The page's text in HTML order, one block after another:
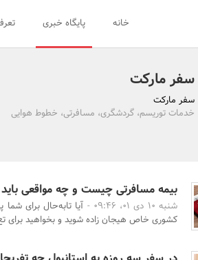
رسمی
اخبار
تایید
سازمان‌ها
و
روابط
خانه پایگاه خبری
سفر مارکت
سفر مارکت
خدمات توریسم، گردشگری، مسافرتی، خطوط هوایی
بیمه مسافرتی چیست و چه مواقعی باید
شنبه 10 دی 01، 09:46 -
آیا تابه‌حال برای
کشوری خاص هیجان زاده شوید و بخواهید برای